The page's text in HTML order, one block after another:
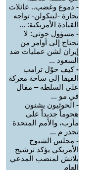
- دموع وغضب.. عائلات
بحارة -لينكولن- تواجه
القيادة الأمريكية: ...
- مسؤول حوثي: لا
نحتاج إلى أوامر من
إيران لشن عمليات ضد
السعود ...
-كيف حوّل ترامب
الفيفا إلى ساحة معركة
على السلطة – مقال
في مو ...
- الحوثيون يشنون
هجوماً جديداً على
مأرب، والأمم المتحدة
تحذر م ...
- مجلس الشيوخ
الأمريكي يؤكد ترشيح
بلانش لمنصب المدعي
العام